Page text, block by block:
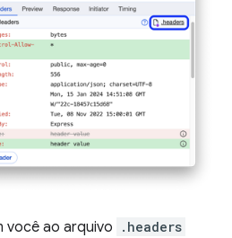
você ao arquivo .headers